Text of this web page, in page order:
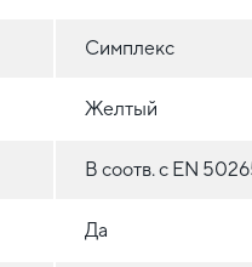
Симплекс
Желтый
В соотв. с EN
Да